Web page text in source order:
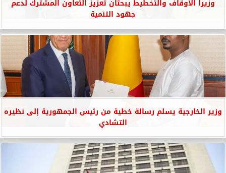
وزيرا الأوقاف والتخطيط يبحثان تعزيز التعاون المشترك لدعم
جهود التنمية
وزير الخارجية يسلم رسالة خطية من رئيس الجمهورية إلى نظيره
التشادي